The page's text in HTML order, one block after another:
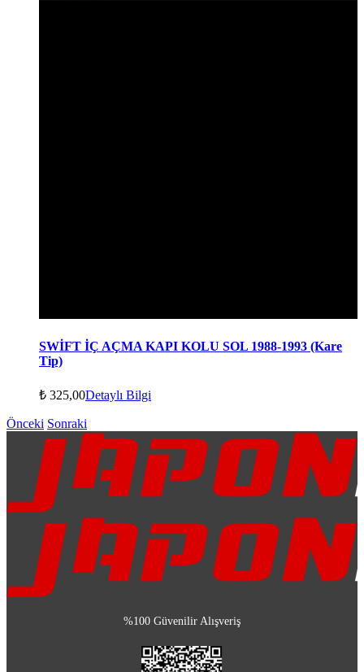
SWİFT İÇ AÇMA KAPI KOLU SOL 1988-1993 (Kare
Tip)
₺ 325,00Detaylı Bilgi
Önceki Sonraki
%100 Güvenilir Alışveriş